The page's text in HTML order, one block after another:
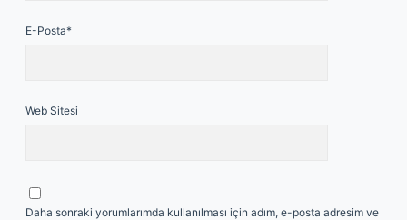
E-Posta*
Web Sitesi
Daha sonraki yorumlarımda kullanılması için adım, e-posta adresim ve